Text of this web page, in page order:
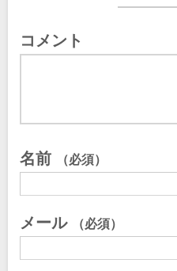
コメント
名前 （必須）
メール （必須）